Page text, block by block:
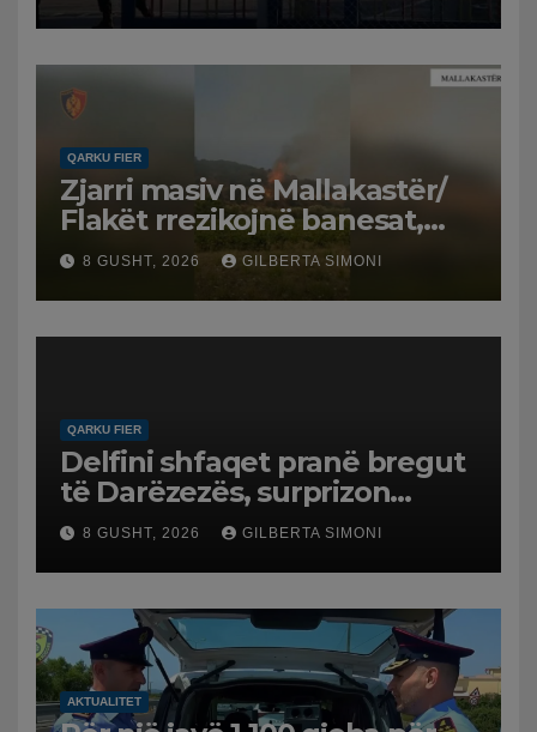
QARKU FIER
Zjarri masiv në Mallakastër/
Flakët rrezikojnë banesat,
Policia evakuon disa familje
në Koilac
8 GUSHT, 2026 GILBERTA SIMONI
QARKU FIER
Delfini shfaqet pranë bregut
të Darëzezës, surprizon
pushuesit dhe banorët
8 GUSHT, 2026 GILBERTA SIMONI
AKTUALITET